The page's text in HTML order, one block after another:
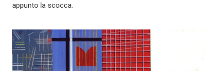
appunto la scocca.